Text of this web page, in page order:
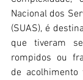
Nacional dos
(SUAS), é
que tiveram
rompidos ou
de